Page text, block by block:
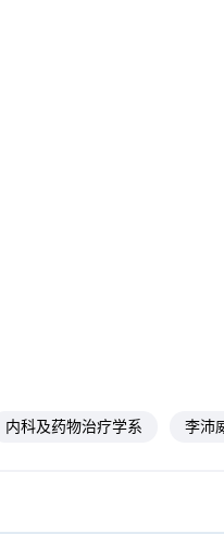
内科及药物治疗学系 李沛